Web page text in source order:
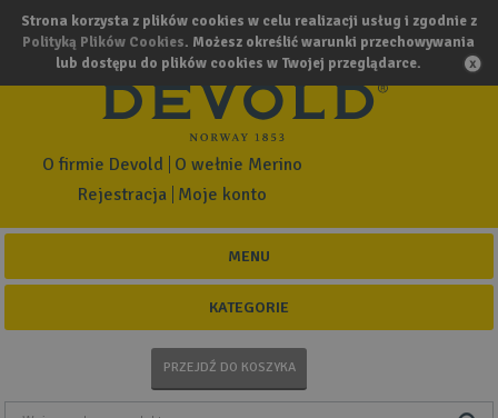
Strona korzysta z plików cookies w celu realizacji usług i zgodnie z
Polityką Plików Cookies. Możesz określić warunki przechowywania
lub dostępu do plików cookies w Twojej przeglądarce.
Rejestracja Moje konto
O firmie Devold O wełnie Merino
MENU
KATEGORIE
PRZEJDŹ DO KOSZYKA